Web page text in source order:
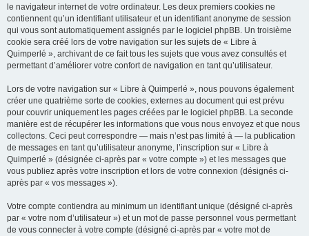
le navigateur internet de votre ordinateur. Les deux premiers cookies ne
contiennent qu’un identifiant utilisateur et un identifiant anonyme de session
qui vous sont automatiquement assignés par le logiciel phpBB. Un troisième
cookie sera créé lors de votre navigation sur les sujets de « Libre à
Quimperlé », archivant de ce fait tous les sujets que vous avez consultés et
permettant d’améliorer votre confort de navigation en tant qu’utilisateur.
Lors de votre navigation sur « Libre à Quimperlé », nous pouvons également
créer une quatrième sorte de cookies, externes au document qui est prévu
pour couvrir uniquement les pages créées par le logiciel phpBB. La seconde
manière est de récupérer les informations que vous nous envoyez et que nous
collectons. Ceci peut correspondre — mais n’est pas limité à — la publication
de messages en tant qu’utilisateur anonyme, l’inscription sur « Libre à
Quimperlé » (désignée ci-après par « votre compte ») et les messages que
vous publiez après votre inscription et lors de votre connexion (désignés ci-
après par « vos messages »).
Votre compte contiendra au minimum un identifiant unique (désigné ci-après
par « votre nom d’utilisateur ») et un mot de passe personnel vous permettant
de vous connecter à votre compte (désigné ci-après par « votre mot de